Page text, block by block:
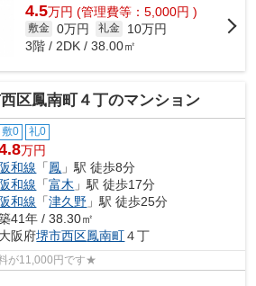
4.5万円 (管理費等：5,000円 )
敷金 0万円 礼金
10万円
3階 / 2DK / 38.00㎡
区鳳南町４丁のマンション
敷0 礼0
万円
阪和線 「鳳 」駅 徒歩8分
阪和線 「富木 」駅 徒歩17分
阪和線 「津久野 」駅 徒歩25分
41年 / 38.30㎡
大阪府堺市西区鳳南町４丁
が11,000円です★